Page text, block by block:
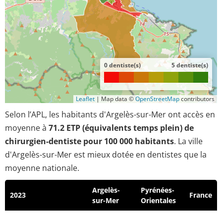
0 dentiste(s) 5 dentiste(s)
Leaflet | Map data ©OpenStreetMapcontributors
Selon l’APL, les habitants d'Argelès-sur-Mer ont accès en
moyenne à 71.2 ETP (équivalents temps plein) de
chirurgien-dentiste pour 100 000 habitants. La ville
d'Argelès-sur-Mer est mieux dotée en dentistes que la
moyenne nationale.
2023
Argelès-
sur-Mer
Pyrénées-
Orientales
France